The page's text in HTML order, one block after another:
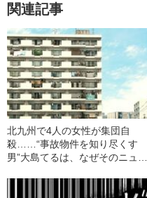
関連記事
北九州で4人の女性が集団自
殺……“事故物件を知り尽くす
男”大島てるは、なぜそのニュー